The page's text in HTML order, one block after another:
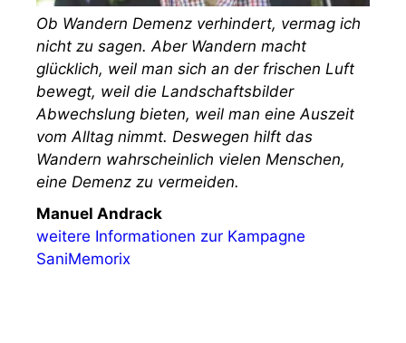
Ob Wandern Demenz verhindert, vermag ich
nicht zu sagen. Aber Wandern macht
glücklich, weil man sich an der frischen Luft
bewegt, weil die Landschaftsbilder
Abwechslung bieten, weil man eine Auszeit
vom Alltag nimmt. Deswegen hilft das
Wandern wahrscheinlich vielen Menschen,
eine Demenz zu vermeiden.
Manuel Andrack
weitere Informationen zur Kampagne
SaniMemorix